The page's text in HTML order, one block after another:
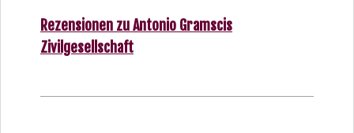
Rezensionen zu Antonio Gramscis
Zivilgesellschaft